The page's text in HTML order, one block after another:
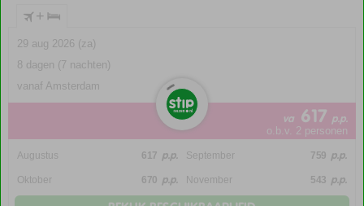
+
29 aug 2026 (za)
8 dagen (7 nachten)
vanaf Amsterdam
va 617 p.p.
o.b.v. 2 personen
Augustus 617 p.p. September 759 p.p.
Oktober 670 p.p. November 543 p.p.